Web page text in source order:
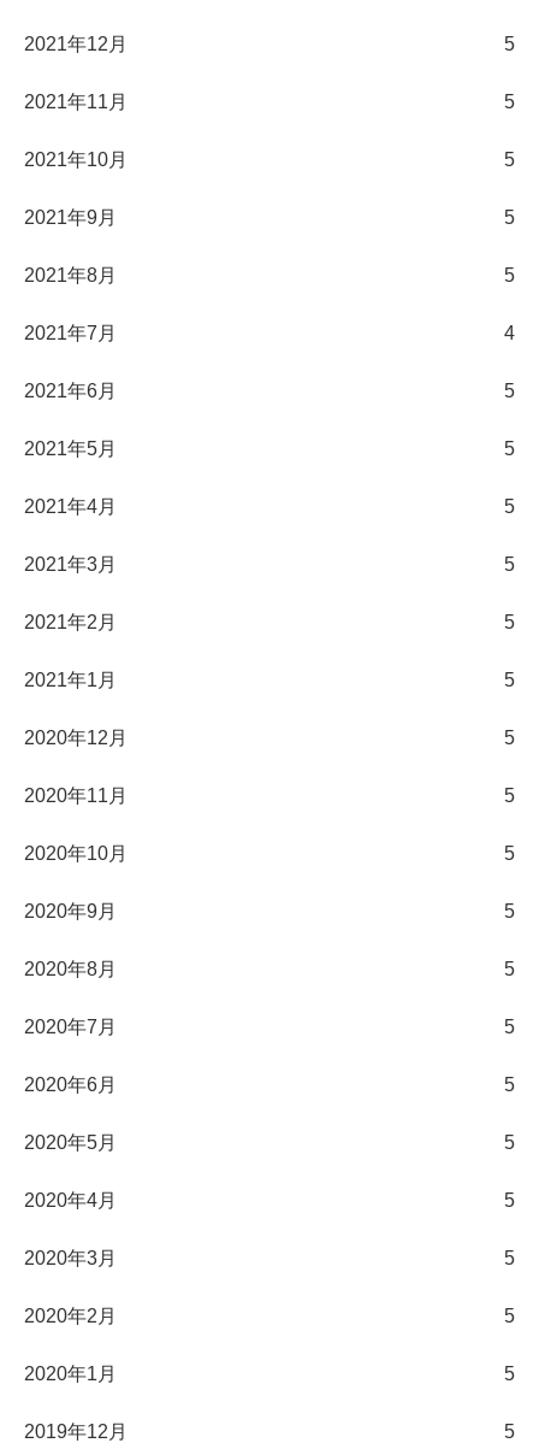
2021年12月 5
2021年11月 5
2021年10月 5
2021年9月 5
2021年8月 5
2021年7月 4
2021年6月 5
2021年5月 5
2021年4月 5
2021年3月 5
2021年2月 5
2021年1月 5
2020年12月 5
2020年11月 5
2020年10月 5
2020年9月 5
2020年8月 5
2020年7月 5
2020年6月 5
2020年5月 5
2020年4月 5
2020年3月 5
2020年2月 5
2020年1月 5
2019年12月 5